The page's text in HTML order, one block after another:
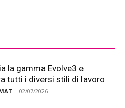
la gamma Evolve3 e
tutti i diversi stili di lavoro
- 02/07/2026